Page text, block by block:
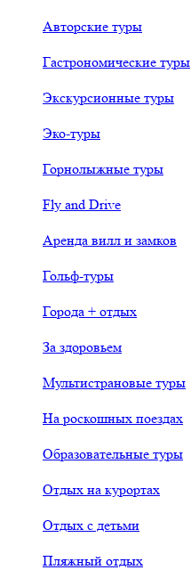
Авторские туры
Гастрономические туры
Экскурсионные туры
Эко-туры
Горнолыжные туры
Fly and Drive
Аренда вилл и замков
Гольф-туры
Города + отдых
За здоровьем
Мультистрановые туры
На роскошных поездах
Образовательные туры
Отдых на курортах
Отдых с детьми
Пляжный отдых